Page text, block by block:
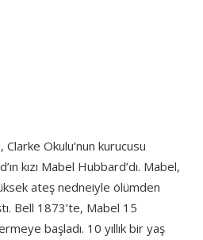
Okulu’nun kurucusu
kızı Mabel Hubbard’dı. Mabel,
ateş nedneiyle ölümden
Bell 1873’te, Mabel 15
başladı. 10 yıllık bir yaş